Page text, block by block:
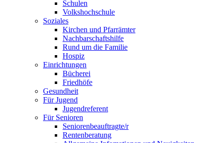
Schulen
Volkshochschule
Soziales
Kirchen und Pfarrämter
Nachbarschaftshilfe
Rund um die Familie
Hospiz
Einrichtungen
Bücherei
Friedhöfe
Gesundheit
Für Jugend
Jugendreferent
Für Senioren
Seniorenbeauftragte/r
Rentenberatung